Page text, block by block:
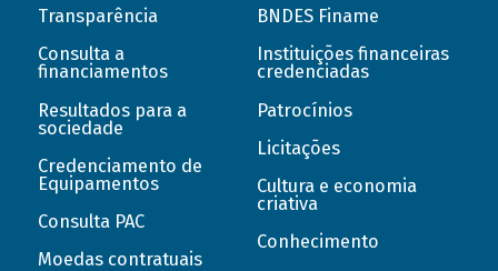
Transparência
Consulta a
financiamentos
Resultados para a
sociedade
Credenciamento de
Equipamentos
Consulta PAC
Moedas contratuais
BNDES Finame
Instituições financeiras
credenciadas
Patrocínios
Licitações
Cultura e economia
criativa
Conhecimento